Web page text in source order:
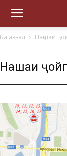
Ба аввал Нақшаи
Нақшаи